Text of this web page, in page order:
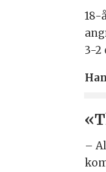
18-
3-2
–